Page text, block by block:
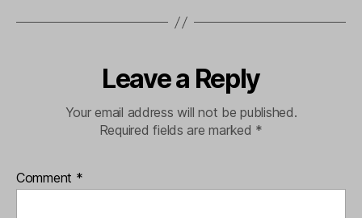
Leave a Reply
Your email address will not be published.
Required fields are marked *
Comment *